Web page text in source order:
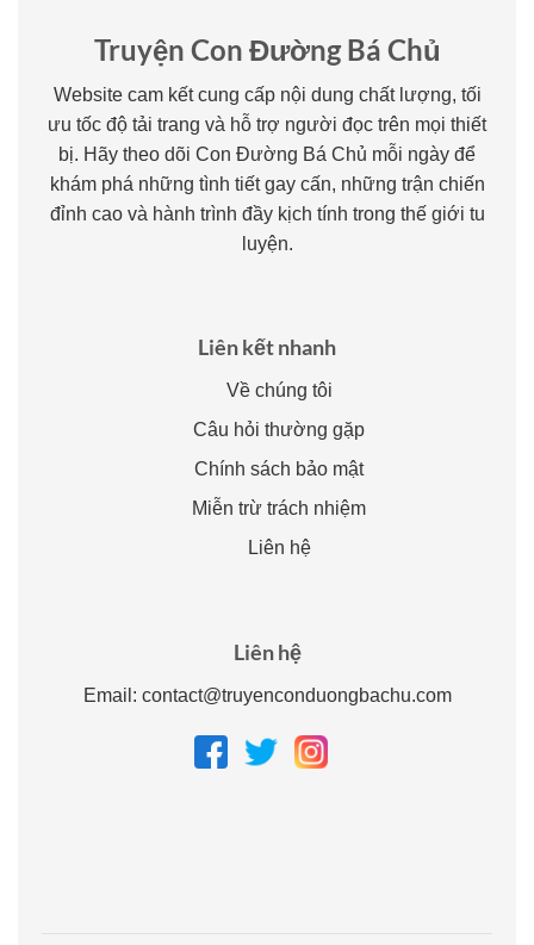
Truyện Con Đường Bá Chủ
Website cam kết cung cấp nội dung chất lượng, tối
ưu tốc độ tải trang và hỗ trợ người đọc trên mọi thiết
bị. Hãy theo dõi Con Đường Bá Chủ mỗi ngày để
khám phá những tình tiết gay cấn, những trận chiến
đỉnh cao và hành trình đầy kịch tính trong thế giới tu
luyện.
Liên kết nhanh
Về chúng tôi
Câu hỏi thường gặp
Chính sách bảo mật
Miễn trừ trách nhiệm
Liên hệ
Liên hệ
Email: contact@truyenconduongbachu.com